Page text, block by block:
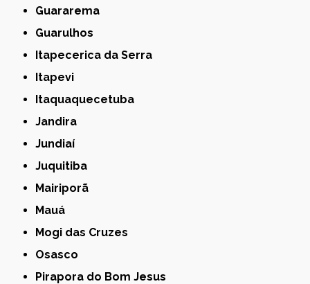
Guararema
Guarulhos
Itapecerica da Serra
Itapevi
Itaquaquecetuba
Jandira
Jundiaí
Juquitiba
Mairiporã
Mauá
Mogi das Cruzes
Osasco
Pirapora do Bom Jesus